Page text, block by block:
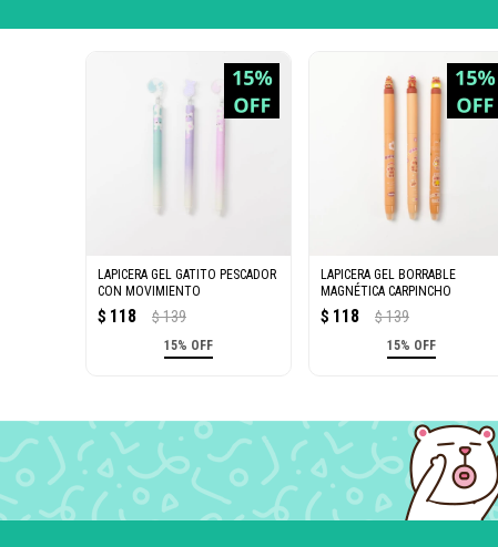
LAPICERA GEL GATITO PESCADOR
CON MOVIMIENTO
$ 118 $ 139
15% OFF
LAPICERA GEL BORRABLE
MAGNÉTICA CARPINCHO
$ 118 $ 139
15% OFF